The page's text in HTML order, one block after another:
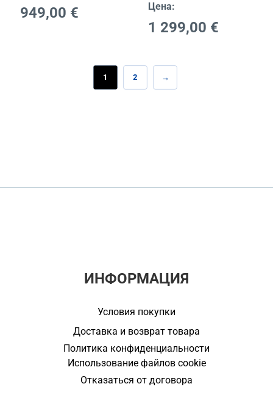
949,00 €
Цена:
1 299,00 €
1 2 →
ИНФОРМАЦИЯ
Условия покупки
Доставка и возврат товара
Политика конфиденциальности
Использование файлов cookie
Отказаться от договора